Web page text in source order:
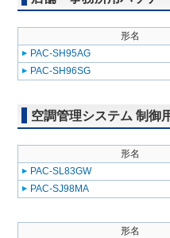
形名
PAC-SH95AG
PAC-SH96SG
空調管理システム 制御
形名
PAC-SL83GW
PAC-SJ98MA
形名